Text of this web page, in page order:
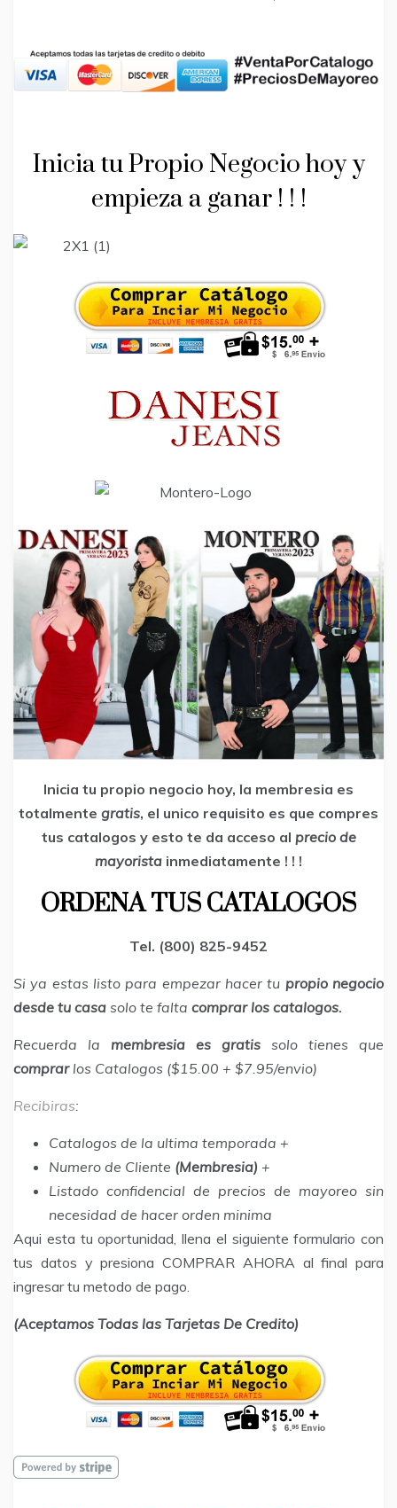
Inicia tu Propio Negocio hoy y
empieza a ganar ! ! !
Inicia tu propio negocio hoy, la membresia es
totalmente gratis, el unico requisito es que compres
tus catalogos y esto te da acceso al precio de
mayorista inmediatamente ! ! !
ORDENA TUS CATALOGOS
Tel. (800) 825-9452
Si ya estas listo para empezar hacer tu propio negocio
desde tu casa solo te falta comprar los catalogos.
Recuerda la membresia es gratis solo tienes que
comprarlos Catalogos ($15.00 + $7.95/envio)
Recibiras:
Catalogos de la ultima temporada +
Numero de Cliente (Membresia) +
Listado confidencial de precios de mayoreo sin
necesidad de hacer orden minima
Aqui esta tu oportunidad, llena el siguiente formulario con
tus datos y presiona COMPRAR AHORA al final para
ingresar tu metodo de pago.
(Aceptamos Todas las Tarjetas De Credito)